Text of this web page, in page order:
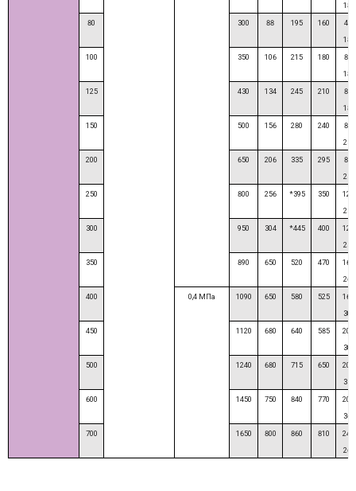
18
80
300 88 195 160
4-
18
100
350 106 215 180
8-
18
125
430 134 245 210
8-
18
150
500 156 280 240
8-
23
200
650 206 335 295
8-
23
250
800 256 *395 350
12-
23
300
950 304 *445 400
12-
23
350
890 650 520 470
16-
26
400
0,4 МПа 1090 650 580 525
16-
30
450
1120 680 640 585
20-
30
500
1240 680 715 650
20-
33
600
1450 750 840 770
20-
36
700
1650 800 860 810
24-
26